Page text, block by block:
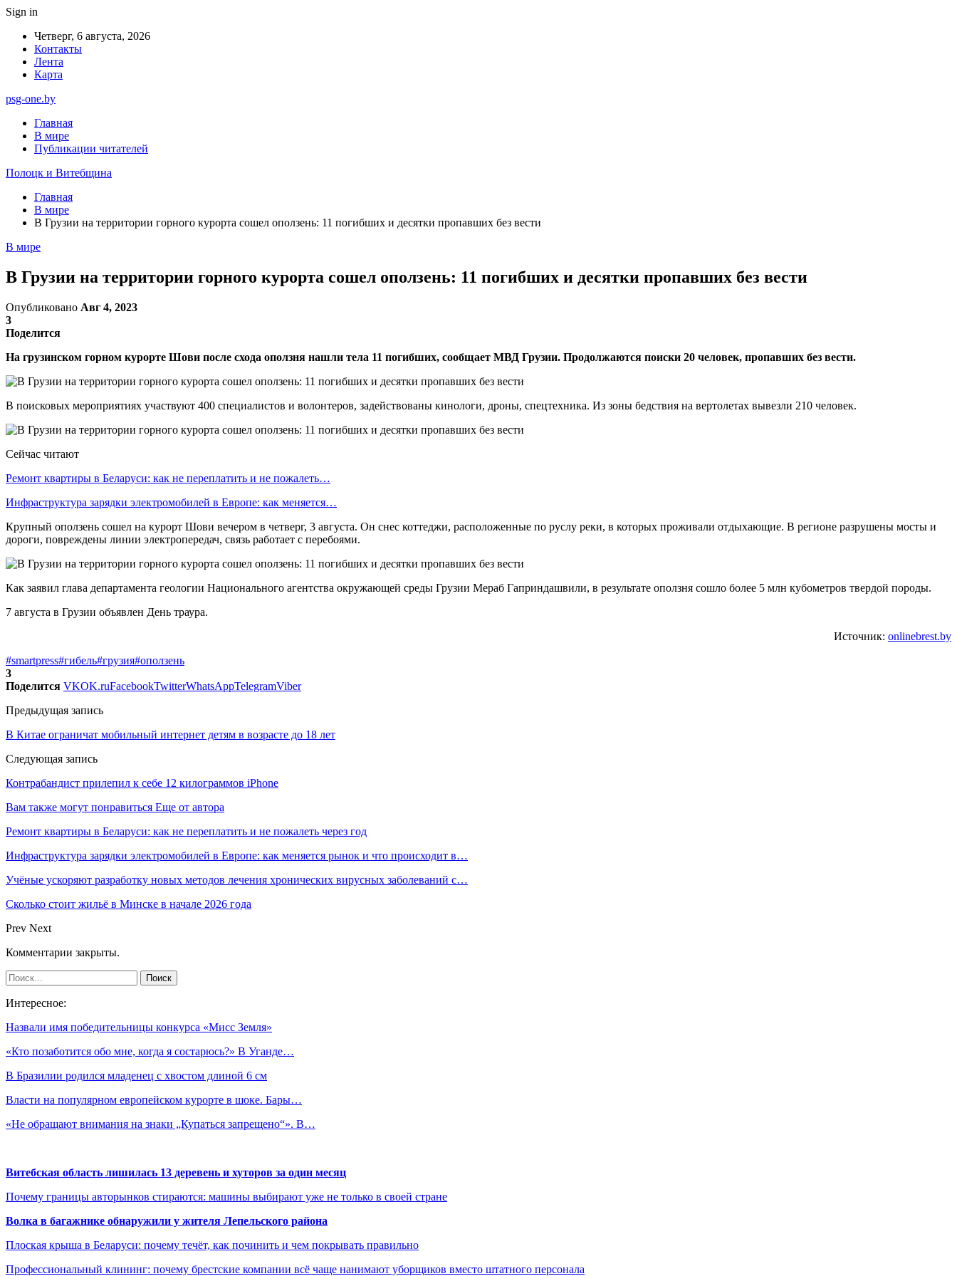
Sign in
Четверг, 6 августа, 2026
Контакты
Лента
Карта
psg-one.by
Главная
В мире
Публикации читателей
Полоцк и Витебщина
Главная
В мире
В Грузии на территории горного курорта сошел оползень: 11 погибших и десятки пропавших без вести
В мире
В Грузии на территории горного курорта сошел оползень: 11 погибших и десятки пропавших без вести
Опубликовано Авг 4, 2023
3
Поделится
На грузинском горном курорте Шови после схода оползня нашли тела 11 погибших, сообщает МВД Грузии. Продолжаются поиски 20 человек, пропавших без вести.
В поисковых мероприятиях участвуют 400 специалистов и волонтеров, задействованы кинологи, дроны, спецтехника. Из зоны бедствия на вертолетах вывезли 210 человек.
Сейчас читают
Ремонт квартиры в Беларуси: как не переплатить и не пожалеть…
Инфраструктура зарядки электромобилей в Европе: как меняется…
Крупный оползень сошел на курорт Шови вечером в четверг, 3 августа. Он снес коттеджи, расположенные по руслу реки, в которых проживали отдыхающие. В регионе разрушены мосты и
дороги, повреждены линии электропередач, связь работает с перебоями.
Как заявил глава департамента геологии Национального агентства окружающей среды Грузии Мераб Гаприндашвили, в результате оползня сошло более 5 млн кубометров твердой породы.
7 августа в Грузии объявлен День траура.
Источник: onlinebrest.by
#smartpress#гибель#грузия#оползень
3
Поделится VKOK.ruFacebookTwitterWhatsAppTelegramViber
Предыдущая запись
В Китае ограничат мобильный интернет детям в возрасте до 18 лет
Следующая запись
Контрабандист прилепил к себе 12 килограммов iPhone
Вам также могут понравиться Еще от автора
Ремонт квартиры в Беларуси: как не переплатить и не пожалеть через год
Инфраструктура зарядки электромобилей в Европе: как меняется рынок и что происходит в…
Учёные ускоряют разработку новых методов лечения хронических вирусных заболеваний с…
Сколько стоит жильё в Минске в начале 2026 года
Prev Next
Комментарии закрыты.
Интересное:
Назвали имя победительницы конкурса «Мисс Земля»
«Кто позаботится обо мне, когда я состарюсь?» В Уганде…
В Бразилии родился младенец с хвостом длиной 6 см
Власти на популярном европейском курорте в шоке. Бары…
«Не обращают внимания на знаки „Купаться запрещено“». В…
Витебская область лишилась 13 деревень и хуторов за один месяц
Почему границы авторынков стираются: машины выбирают уже не только в своей стране
Волка в багажнике обнаружили у жителя Лепельского района
Плоская крыша в Беларуси: почему течёт, как починить и чем покрывать правильно
Профессиональный клининг: почему брестские компании всё чаще нанимают уборщиков вместо штатного персонала